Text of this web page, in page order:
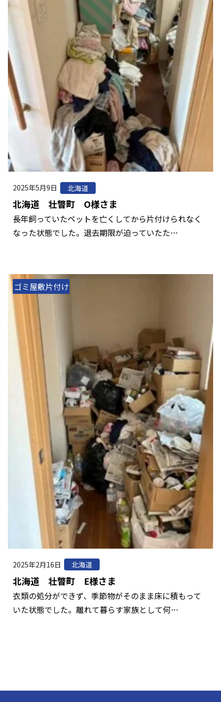
2025年5月9日 北海道
北海道 壮瞥町 O様さま
長年飼っていたペットを亡くしてから片付けられなく
なった状態でした。退去期限が迫っていたた…
ゴミ屋敷片付け
2025年2月16日 北海道
北海道 壮瞥町 E様さま
衣類の処分ができず、季節物がそのまま床に積もって
いた状態でした。離れて暮らす家族として何…